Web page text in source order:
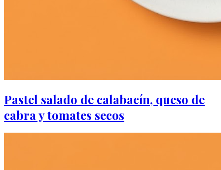
Pastel salado de calabacín, queso de
cabra y tomates secos